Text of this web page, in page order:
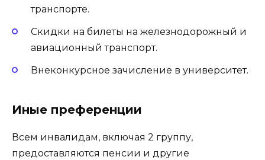
транспорте.
Скидки на билеты на железнодорожный и
авиационный транспорт.
Внеконкурсное зачисление в университет.
Иные преференции
Всем инвалидам, включая 2 группу,
предоставляются пенсии и другие